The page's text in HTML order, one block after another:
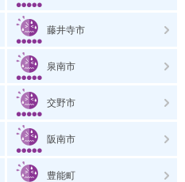
藤井寺市
泉南市
交野市
阪南市
豊能町